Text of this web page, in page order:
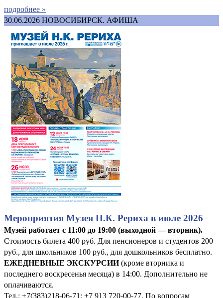
подробнее »
30.06.2026 НОВОСИБИРСК. АФИША
Мероприятия Музея Н.К. Рериха в июле 2026
Музей работает с 11:00 до 19:00 (выходной — вторник).
Стоимость билета 400 руб. Для пенсионеров и студентов 200
руб., для школьников 100 руб., для дошкольников бесплатно.
ЕЖЕДНЕВНЫЕ ЭКСКУРСИИ(кроме вторника и
последнего воскресенья месяца) в 14:00. Дополнительно не
оплачиваются.
Тел.: +7(383)218-06-71; +7 913 720-00-77. По вопросам